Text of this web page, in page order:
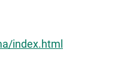
index.html